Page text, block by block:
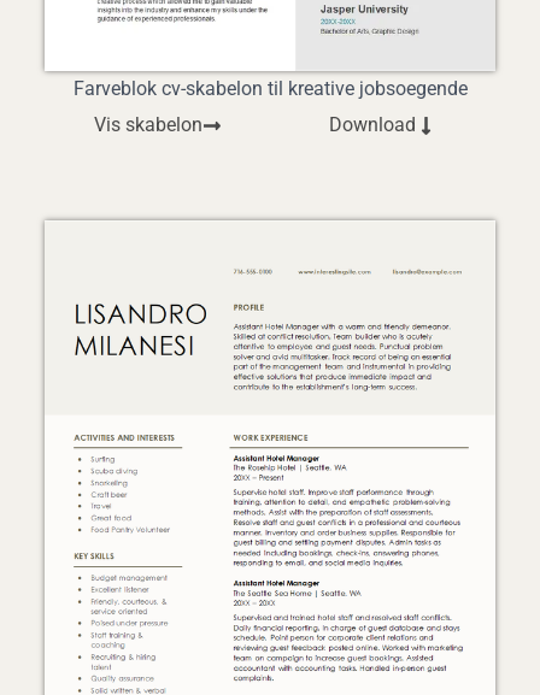
Farveblok cv-skabelon til kreative jobsoegende
Vis skabelon
Download